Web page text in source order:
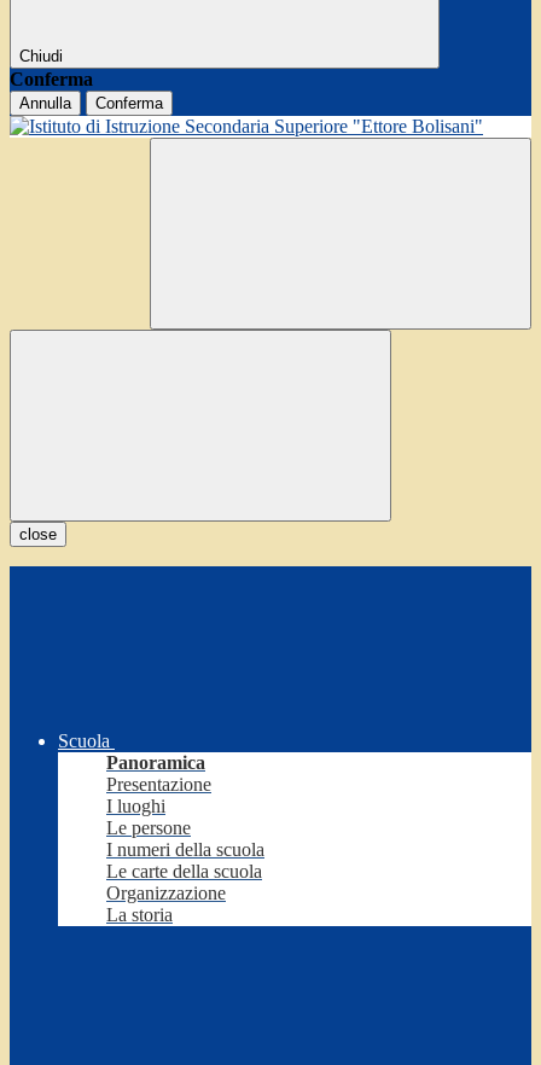
Chiudi
Conferma
Annulla Conferma
close
Scuola
Panoramica
Presentazione
I luoghi
Le persone
I numeri della scuola
Le carte della scuola
Organizzazione
La storia